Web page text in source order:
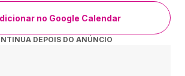
no Google Calendar
DEPOIS DO ANÚNCIO